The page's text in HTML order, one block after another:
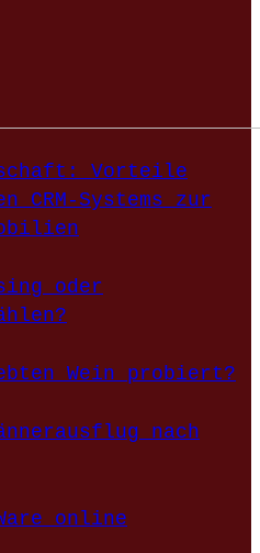
Vorteile
CRM-Systems zur
oder
Wein probiert?
nach
online